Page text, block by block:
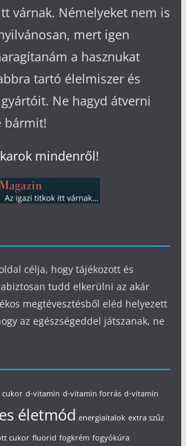
várnak. Némelyeket nem is
mert igen
a hasznukat
tartó élelmiszer és
Ne hagyd átverni
bármit!
mindenről!
célja, hogy tájékozott és
tudd elkerülni az akár
megtévesztésből eléd helyezett
az egészségeddel játszanak, ne
cukor d-vitamin d-vitamin forrás d-vitamin
életmód energiaitalok extra szűz
cukor fluorid fogkrém fogyókúra